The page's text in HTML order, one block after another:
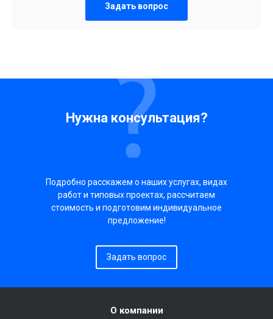
Задать вопрос
Нужна консультация?
Подробно расскажем о наших услугах, видах
работ и типовых проектах, рассчитаем
стоимость и подготовим индивидуальное
предложение!
Задать вопрос
О компании